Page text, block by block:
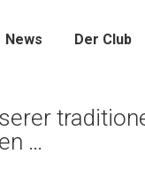
News Der Club
…